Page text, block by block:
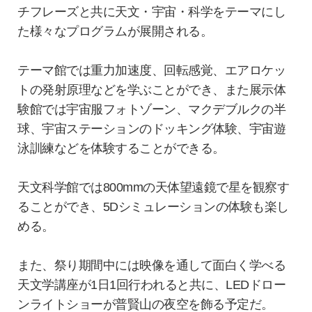
チフレーズと共に天文・宇宙・科学をテーマにし
た様々なプログラムが展開される。
テーマ館では重力加速度、回転感覚、エアロケッ
トの発射原理などを学ぶことができ、また展示体
験館では宇宙服フォトゾーン、マクデブルクの半
球、宇宙ステーションのドッキング体験、宇宙遊
泳訓練などを体験することができる。
天文科学館では800mmの天体望遠鏡で星を観察す
ることができ、5Dシミュレーションの体験も楽し
める。
また、祭り期間中には映像を通して面白く学べる
天文学講座が1日1回行われると共に、LEDドロー
ンライトショーが普賢山の夜空を飾る予定だ。